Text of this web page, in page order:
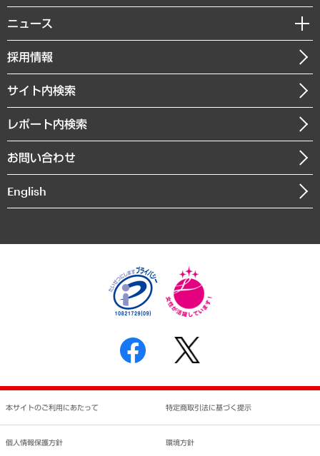
共生・ダイバーシティ
GRC（ガバナンス・リスク・コンプライアンス）・防災（政策）
経済・産業・雇用・労働
まちづくり・観光・交通・スポーツ・スマートシティ
自然資源・農林水産業・食料システム
経営用語集
受託・受注実績（官公庁関連）
メディア掲載・出演
MUFGビジネスセミナー
受託案件情報
私たちの想い
社長メッセージ
会社概要
沿革
組織図・本部部室紹介
インドネシア現地法人
個人情報保護方針
反社会的勢力に対する基本方針
書面による個人情報の開示等の請求の手続きについて
ニュース
ニュースリリース
お知らせ
採用情報
サイト内検索
レポート内検索
お問い合わせ
English
本サイトのご利用にあたって 特定商取引法に基づく提示
個人情報保護方針 環境方針